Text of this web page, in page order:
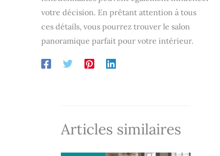
notice claire et illustrée, il se monte en 30
minutes sans outil – idéal pour les citadins
votre décision. En prêtant attention à tous
ces détails, vous pourrez trouver le salon
panoramique parfait pour votre intérieur.
Articles similaires